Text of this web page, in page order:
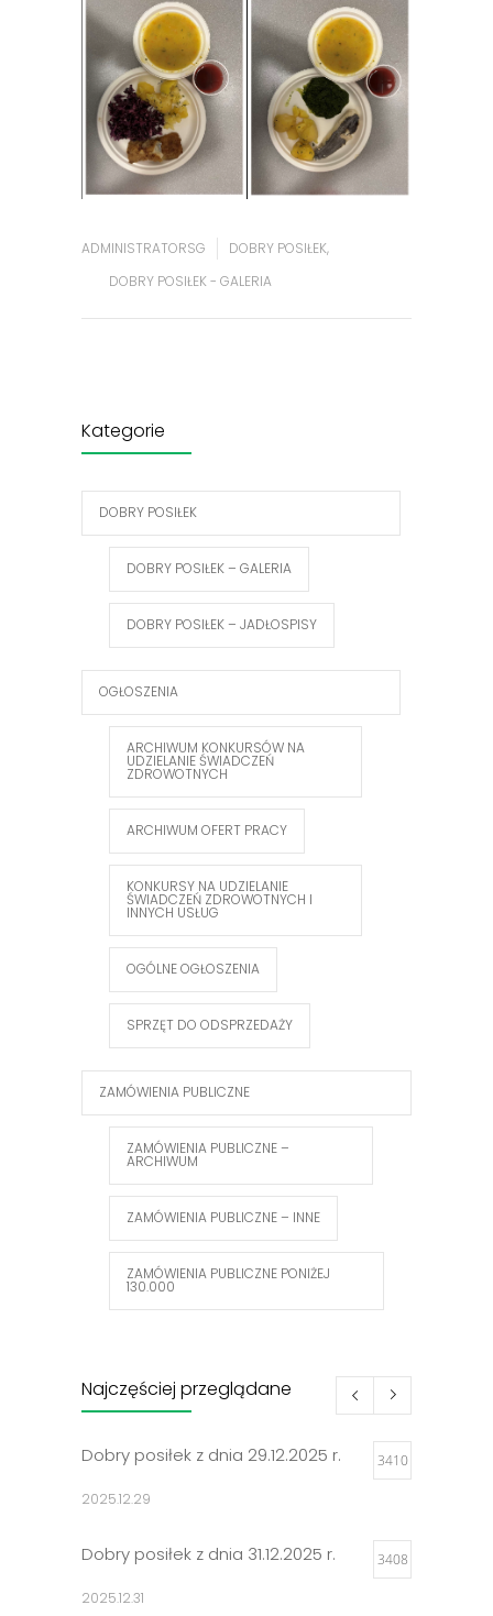
ADMINISTRATORSG DOBRY POSIŁEK,
DOBRY POSIŁEK - GALERIA
Kategorie
DOBRY POSIŁEK
DOBRY POSIŁEK – GALERIA
DOBRY POSIŁEK – JADŁOSPISY
OGŁOSZENIA
ARCHIWUM KONKURSÓW NA
UDZIELANIE ŚWIADCZEŃ
ZDROWOTNYCH
ARCHIWUM OFERT PRACY
KONKURSY NA UDZIELANIE
ŚWIADCZEŃ ZDROWOTNYCH I
INNYCH USŁUG
OGÓLNE OGŁOSZENIA
SPRZĘT DO ODSPRZEDAŻY
ZAMÓWIENIA PUBLICZNE
ZAMÓWIENIA PUBLICZNE –
ARCHIWUM
ZAMÓWIENIA PUBLICZNE – INNE
ZAMÓWIENIA PUBLICZNE PONIŻEJ
130.000
Najczęściej przeglądane
Dobry posiłek z dnia 29.12.2025 r. 3410
2025.12.29
Dobry posiłek z dnia 31.12.2025 r. 3408
2025.12.31